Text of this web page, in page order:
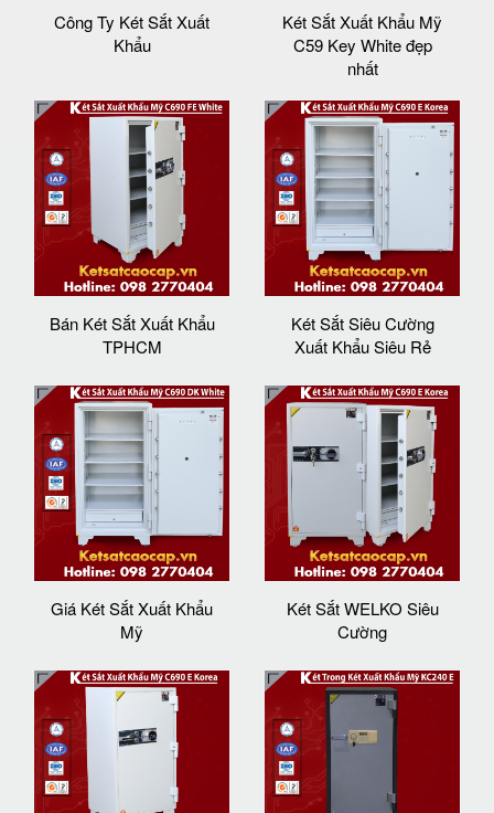
Công Ty Két Sắt Xuất
Khẩu
Két Sắt Xuất Khẩu Mỹ
C59 Key White đẹp
nhất
Bán Két Sắt Xuất Khẩu
TPHCM
Két Sắt Siêu Cường
Xuất Khẩu Siêu Rẻ
Giá Két Sắt Xuất Khẩu
Mỹ
Két Sắt WELKO Siêu
Cường